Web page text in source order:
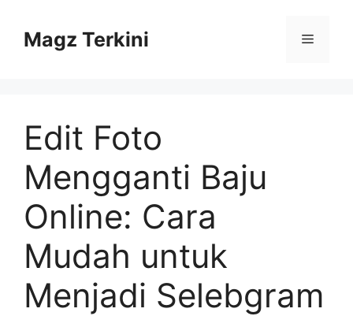
contentMagz Terkini Menu
Edit Foto
Mengganti Baju
Online: Cara
Mudah untuk
Menjadi Selebgram